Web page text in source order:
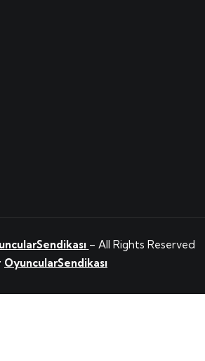
– All Rights Reserved
OyuncularSendikası